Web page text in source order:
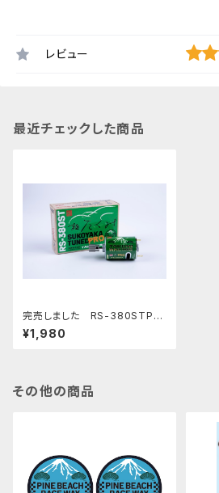
レビュー
最近チェックした商品
完売しました RS-380STPす
こやかチューンモーターPRO 麺
たくみエディション 10枚ピニオ
¥1,980
その他の商品